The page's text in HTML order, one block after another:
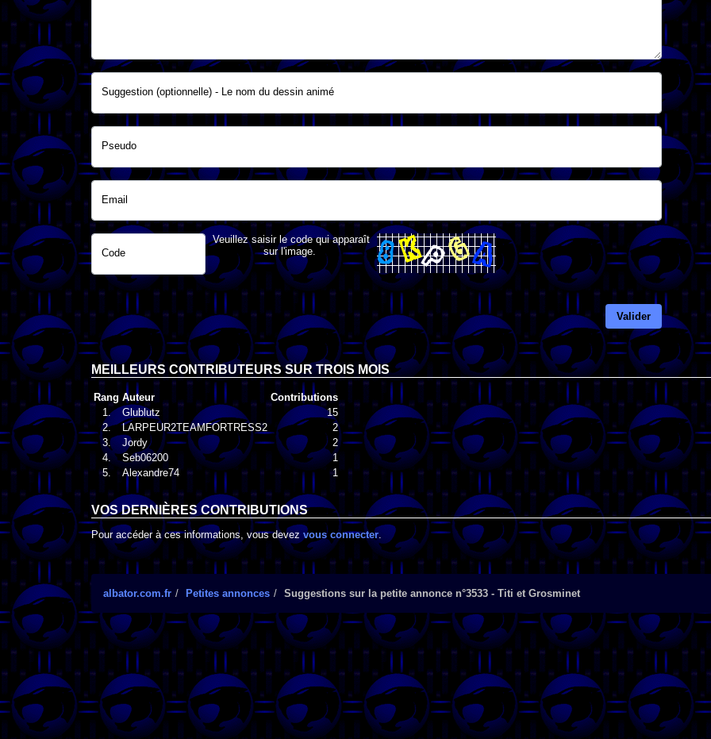
Suggestion (optionnelle) - Le nom du dessin animé
Pseudo
Email
Code
Veuillez saisir le code qui apparaît
sur l'image.
Valider
MEILLEURS CONTRIBUTEURS SUR TROIS MOIS
Rang Auteur
Contributions
1.
Glublutz
15
2.
LARPEUR2TEAMFORTRESS2
2
3.
Jordy
2
4.
Seb06200
1
5.
Alexandre74 1
VOS DERNIÈRES CONTRIBUTIONS
Pour accéder à ces informations, vous devez vous connecter.
albator.com.fr Petites annonces Suggestions sur la petite annonce n°3533 - Titi et Grosminet